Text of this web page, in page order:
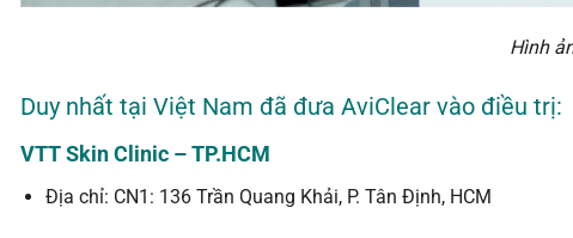
Hình
Duy nhất tại Việt Nam đã đưa AviClear vào điều trị:
VTT Skin Clinic – TP.HCM
Địa chỉ: CN1: 136 Trần Quang Khải, P. Tân Định, HCM